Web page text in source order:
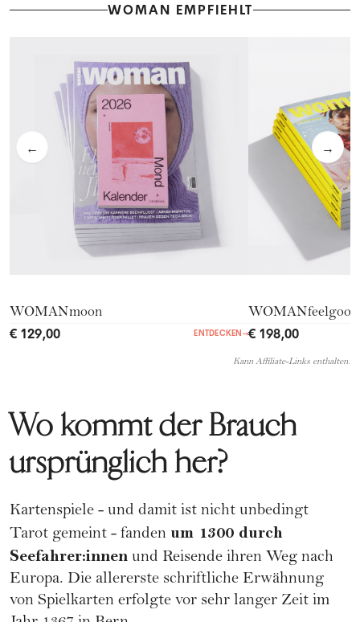
WOMAN EMPFIEHLT
← →
WOMANmoon
€ 129,00 ENTDECKEN →
WOMANfeelgood
€ 198,00
Kann Affiliate-Links enthalten.
Wo kommt der Brauch
ursprünglich her?
Kartenspiele - und damit ist nicht unbedingt
Tarot gemeint - fanden um 1300 durch
Seefahrer:innen und Reisende ihren Weg nach
Europa. Die allererste schriftliche Erwähnung
von Spielkarten erfolgte vor sehr langer Zeit im